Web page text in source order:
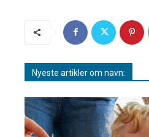
Nyeste artikler om navn: